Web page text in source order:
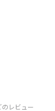
レビュー